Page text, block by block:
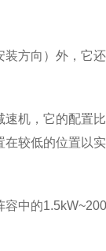
方向）外，它
机，它的配置
较低的位置以
中的